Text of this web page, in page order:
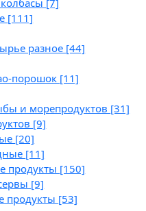
[7]
[111]
разное [44]
порошок [11]
и морепродуктов [31]
[9]
[20]
[11]
продукты [150]
[9]
продукты [53]